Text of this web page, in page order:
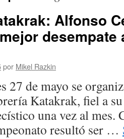
Alfonso
desempate
por Mikel Razkin
27 de mayo se
Katakrak, fiel a
una vez al mes.
resultó ser …